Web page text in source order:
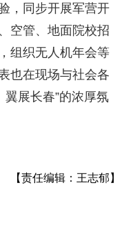
，同步开展军营开
空管、地面院校招
组织无人机年会等
也在现场与社会各
翼展长春”的浓厚氛
【责任编辑：王志郁】